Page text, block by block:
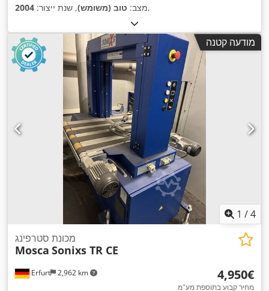
מצב: טוב (משומש), שנת ייצור: 2004 ,
מודעה קטנה
1 /4
Erfurt 2,962 km
מכונת סטרפינג
Mosca Sonixs TR CE
‏4,950 ‏€
מחיר קבוע בתוספת מע"מ